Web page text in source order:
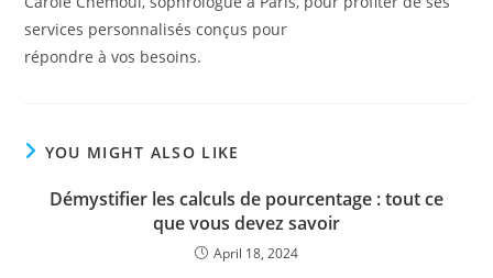
services personnalisés conçus pour
répondre à vos besoins.
YOU MIGHT ALSO LIKE
Démystifier les calculs de pourcentage : tout ce
que vous devez savoir
April 18, 2024